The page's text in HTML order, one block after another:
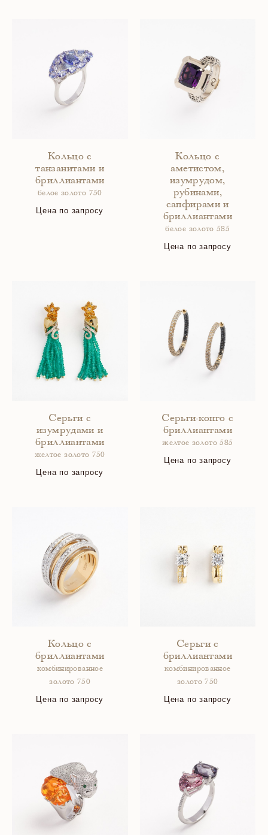
Кольцо с
танзанитами и
бриллиантами
белое золото 750
Цена по запросу
Кольцо с
аметистом,
изумрудом,
рубинами,
сапфирами и
бриллиантами
белое золото 585
Цена по запросу
Серьги с
изумрудами и
бриллиантами
желтое золото 750
Цена по запросу
Серьги-конго с
бриллиантами
желтое золото 585
Цена по запросу
Кольцо с
бриллиантами
комбинированное
золото 750
Цена по запросу
Серьги с
бриллиантами
комбинированное
золото 750
Цена по запросу